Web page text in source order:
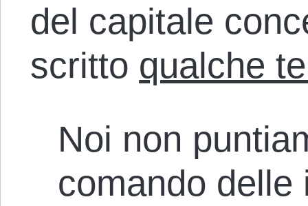
del capitale
scritto qualche
Noi non
comando